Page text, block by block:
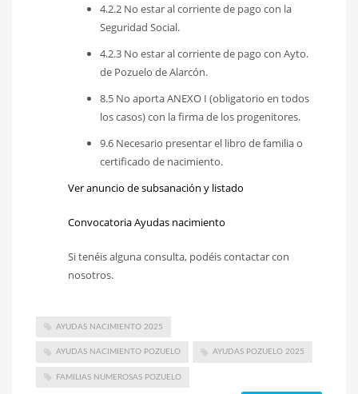
4.2.2 No estar al corriente de pago con la
Seguridad Social.
4.2.3 No estar al corriente de pago con Ayto.
de Pozuelo de Alarcón.
8.5 No aporta ANEXO I (obligatorio en todos
los casos) con la firma de los progenitores.
9.6 Necesario presentar el libro de familia o
certificado de nacimiento.
Ver anuncio de subsanación y listado
Convocatoria Ayudas nacimiento
Si tenéis alguna consulta, podéis contactar con
nosotros.
AYUDAS NACIMIENTO 2025
AYUDAS NACIMIENTO POZUELO AYUDAS POZUELO 2025
FAMILIAS NUMEROSAS POZUELO